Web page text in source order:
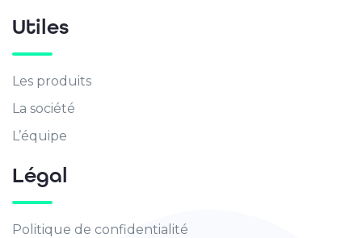
Utiles
Les produits
La société
L’équipe
Légal
Politique de confidentialité